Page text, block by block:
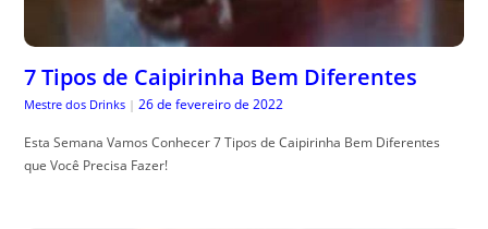
7 Tipos de Caipirinha Bem Diferentes
Mestre dos Drinks | 26 de fevereiro de 2022
Esta Semana Vamos Conhecer 7 Tipos de Caipirinha Bem Diferentes
que Você Precisa Fazer!